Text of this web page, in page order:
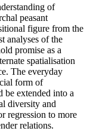
of
peasant
figure from the
analyses of the
promise as a
spatialisation
The everyday
form of
be extended into a
diversity and
regression to more
relations.